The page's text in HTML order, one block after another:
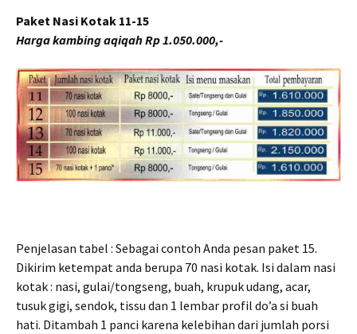
Paket Nasi Kotak 11-15
Harga kambing aqiqah Rp 1.050.000,-
Penjelasan tabel : Sebagai contoh Anda pesan paket 15.
Dikirim ketempat anda berupa 70 nasi kotak. Isi dalam nasi
kotak : nasi, gulai/tongseng, buah, krupuk udang, acar,
tusuk gigi, sendok, tissu dan 1 lembar profil do’a si buah
hati. Ditambah 1 panci karena kelebihan dari jumlah porsi